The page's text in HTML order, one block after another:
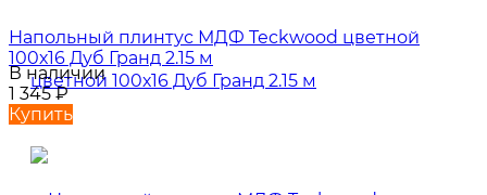
Напольный плинтус МДФ Teckwood цветной
100х16 Дуб Гранд 2.15 м
В наличии
1 345₽
Купить